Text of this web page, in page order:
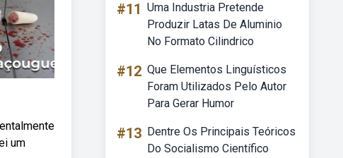
um
#11 Uma Industria Pretende
Produzir Latas De Aluminio
No Formato Cilindrico
#12 Que Elementos Linguísticos
Foram Utilizados Pelo Autor
Para Gerar Humor
#13 Dentre Os Principais Teóricos
Do Socialismo Científico